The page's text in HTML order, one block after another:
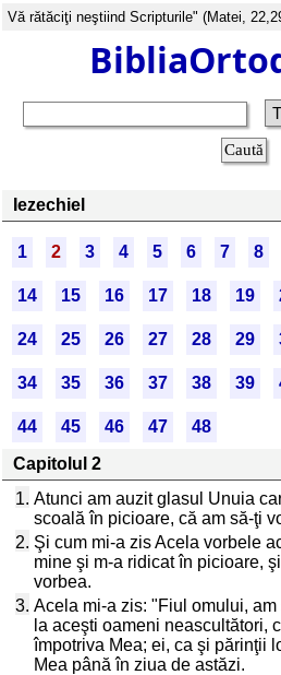
Vă rătăciţi neştiind Scripturile" (Matei,
Iezechiel
1 2 3 4 5 6 7 8
14 15 16 17 18 19
24 25 26 27 28 29
34 35 36 37 38 39
44 45 46 47
48
Capitolul 2
1. Atunci am auzit glasul Unuia
scoală în picioare, că am să-ţi
2. Şi cum mi-a zis Acela vorbele
mine şi m-a ridicat în picioare,
vorbea.
3. Acela mi-a zis: "Fiul omului,
la aceşti oameni neascultători,
împotriva Mea; ei, ca şi părinţii
Mea până în ziua de astăzi.